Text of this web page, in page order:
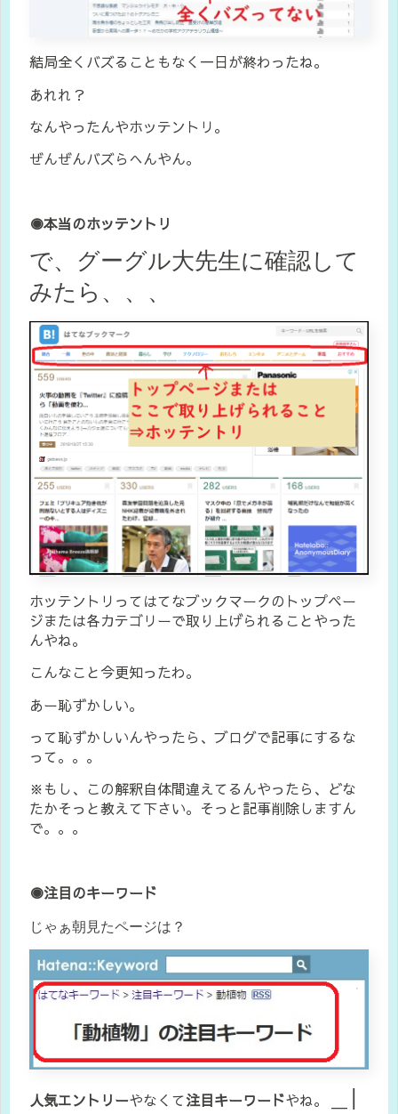
結局全くバズることもなく一日が終わったね。
あれれ？
なんやったんやホッテントリ。
ぜんぜんバズらへんやん。
◉本当のホッテントリ
で、グーグル大先生に確認して
みたら、、、
ホッテントリってはてなブックマークのトップペー
ジまたは各カテゴリーで取り上げられることやった
んやね。
こんなこと今更知ったわ。
あー恥ずかしい。
って恥ずかしいんやったら、ブログで記事にするな
って。。。
※もし、この解釈自体間違えてるんやったら、どな
たかそっと教えて下さい。そっと記事削除しますん
で。。。
◉注目のキーワード
じゃぁ朝見たページは？
人気エントリーやなくて注目キーワードやね。